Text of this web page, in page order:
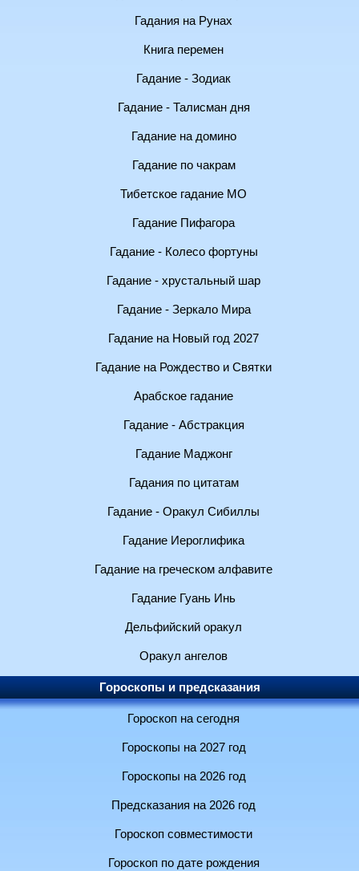
Гадания на Рунах
Книга перемен
Гадание - Зодиак
Гадание - Талисман дня
Гадание на домино
Гадание по чакрам
Тибетское гадание МО
Гадание Пифагора
Гадание - Колесо фортуны
Гадание - хрустальный шар
Гадание - Зеркало Мира
Гадание на Новый год 2027
Гадание на Рождество и Святки
Арабское гадание
Гадание - Абстракция
Гадание Маджонг
Гадания по цитатам
Гадание - Оракул Сибиллы
Гадание Иероглифика
Гадание на греческом алфавите
Гадание Гуань Инь
Дельфийский оракул
Оракул ангелов
Гороскопы и предсказания
Гороскоп на сегодня
Гороскопы на 2027 год
Гороскопы на 2026 год
Предсказания на 2026 год
Гороскоп совместимости
Гороскоп по дате рождения